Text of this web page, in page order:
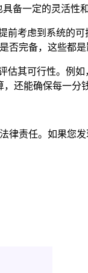
备一定的灵活性
考虑到系统的
完备，这些都是
其可行性。例
还能确保每一分
责任。如果您